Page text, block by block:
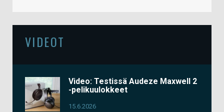
VIDEOT
Video: Testissä Audeze Maxwell 2
-pelikuulokkeet
15.6.2026